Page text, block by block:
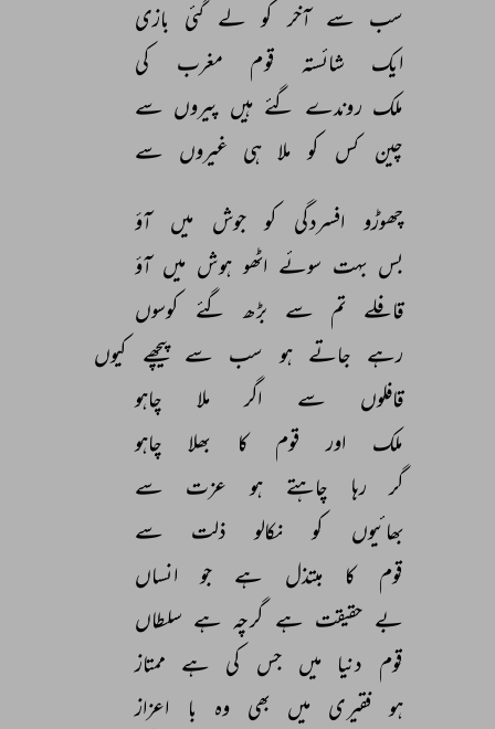
سب سے آخر کو لے گئی بازی
ایک
شائستہ قوم مغرب
کی
ملک روندے گئے ہیں پیروں سے
چین کس کو ملا ہی غیروں سے
چھوڑو افسردگی کو جوش میں
آؤ
بس بہت سوئے اٹھو ہوش میں آؤ
قافلے تم سے بڑھ گئے کوسوں
رہے جاتے ہو سب سے پیچھے کیوں
قافلوں سے اگر ملا
چاہو
ملک
اور قوم کا بھلا
چاہو
گر
رہا چاہتے ہو عزت
سے
بھائیوں
کو نکالو ذلت
سے
قوم
کا مبتذل ہے جو
انساں
بے حقیقت ہے گرچہ ہے سلطاں
قوم دنیا میں جس کی ہے ممتاز
ہو فقیری میں بھی وہ با
اعزاز